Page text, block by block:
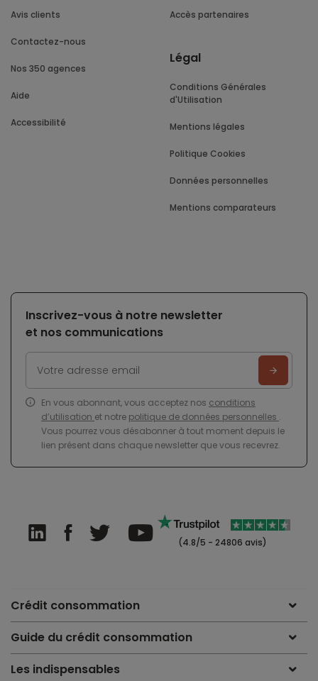
Avis clients
Contactez-nous
Nos 350 agences
Aide
Accessibilité
Accès partenaires
Légal
Conditions Générales
d'Utilisation
Mentions légales
Politique Cookies
Données personnelles
Mentions comparateurs
Inscrivez-vous à notre newsletter
et nos communications
En vous abonnant, vous acceptez nos conditions
d’utilisation et notre politique de données personnelles .
Vous pourrez vous désabonner à tout moment depuis le
lien présent dans chaque newsletter que vous recevrez.
(4.8/5 - 24806 avis)
Crédit consommation
Guide du crédit consommation
Les indispensables